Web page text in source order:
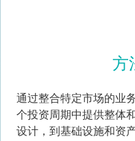
方
通过整合特定市场的业
个投资周期中提供整体
设计，到基础设施和资